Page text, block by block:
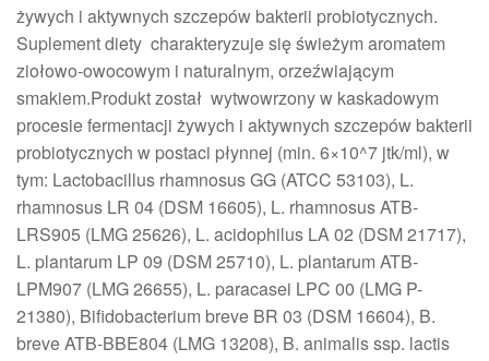
żywych i aktywnych szczepów bakterii probiotycznych.
Suplement diety charakteryzuje się świeżym aromatem
ziołowo-owocowym i naturalnym, orzeźwiającym
smakiem.Produkt został wytwowrzony w kaskadowym
procesie fermentacji żywych i aktywnych szczepów bakterii
probiotycznych w postaci płynnej (min. 6×10^7 jtk/ml), w
tym: Lactobacillus rhamnosus GG (ATCC 53103), L.
rhamnosus LR 04 (DSM 16605), L. rhamnosus ATB-
LRS905 (LMG 25626), L. acidophilus LA 02 (DSM 21717),
L. plantarum LP 09 (DSM 25710), L. plantarum ATB-
LPM907 (LMG 26655), L. paracasei LPC 00 (LMG P-
21380), Bifidobacterium breve BR 03 (DSM 16604), B.
breve ATB-BBE804 (LMG 13208), B. animalis ssp. lactis